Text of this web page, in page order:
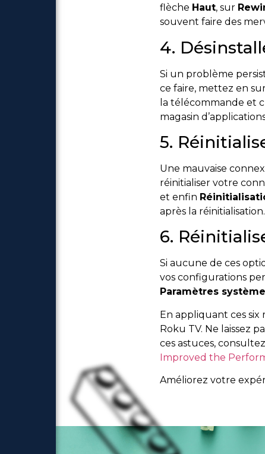
flèche Haut, sur
souvent faire des
4.
Si un problème
ce faire, mettez en
la télécommande et
magasin
5.
Une mauvaise
réinitialiser votre
et enfin
après la réinitialisation.
6.
Si aucune de ces
vos configurations
Paramètres
En appliquant ces six
Roku TV. Ne laissez
ces astuces,
Improved the
Améliorez votre